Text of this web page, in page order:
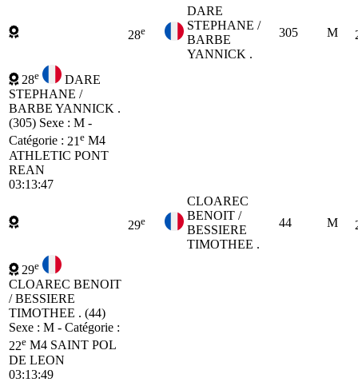
28e
DARE
STEPHANE /
BARBE
YANNICK .
305 M
28e
DARE
STEPHANE /
BARBE YANNICK .
(305) Sexe : M -
Catégorie : 21 e M4
ATHLETIC PONT
REAN
03:13:47
29e
CLOAREC
BENOIT /
BESSIERE
TIMOTHEE .
44 M
29e
CLOAREC BENOIT
/ BESSIERE
TIMOTHEE . (44)
Sexe : M - Catégorie :
22e M4 SAINT POL
DE LEON
03:13:49